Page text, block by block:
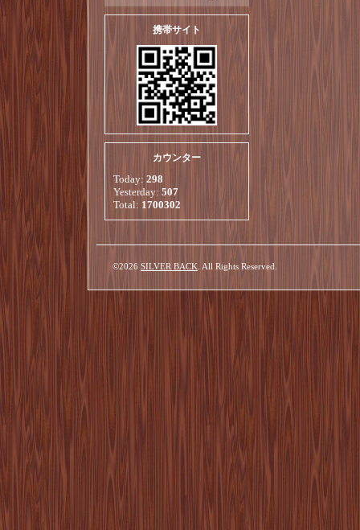
携帯サイト
カウンター
Today: 298
Yesterday: 507
Total: 1700302
©2026 SILVER BACK . All Rights Reserved.